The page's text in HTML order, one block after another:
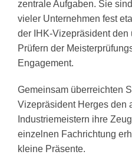
zentrale Aufgaben. Sie
vieler Unternehmen fest
der IHK-Vizepräsident
Prüfern der
Engagement.
Gemeinsam überreichten
Vizepräsident Herges den
Industriemeistern ihre
einzelnen Fachrichtung
kleine Präsente.